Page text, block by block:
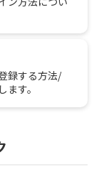
録する方法/
す。